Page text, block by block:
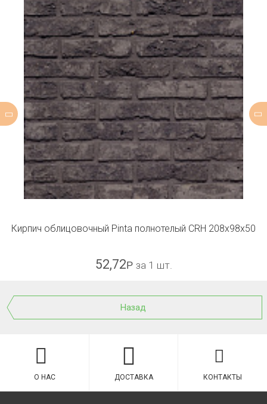
Кирпич облицовочный Pinta полнотелый CRH 208x98x50
52,72Р за 1 шт.
Назад
О НАС ДОСТАВКА КОНТАКТЫ